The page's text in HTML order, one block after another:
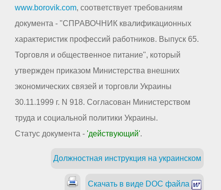
www.borovik.com, соответствует требованиям
документа - "СПРАВОЧНИК квалификационных
характеристик профессий работников. Выпуск 65.
Торговля и общественное питание", который
утвержден приказом Министерства внешних
экономических связей и торговли Украины
30.11.1999 г. N 918. Согласован Министерством
труда и социальной политики Украины.
Статус документа - 'действующий'.
Должностная инструкция на украинском
Скачать в виде DOC файла